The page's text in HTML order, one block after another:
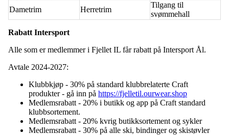
Dametrim Herretrim
Tilgang til
svømmehall
Rabatt Intersport
Alle som er medlemmer i Fjellet IL får rabatt på Intersport Ål.
Avtale 2024-2027:
Klubbkjøp - 30% på standard klubbrelaterte Craft
produkter - gå inn på https://fjelletil.ourwear.shop
Medlemsrabatt - 20% i butikk og app på Craft standard
klubbsortement.
Medlemsrabatt - 20% kvrig butikksortement og sykler
Medlemsrabatt - 30% på alle ski, bindinger og skistøvler